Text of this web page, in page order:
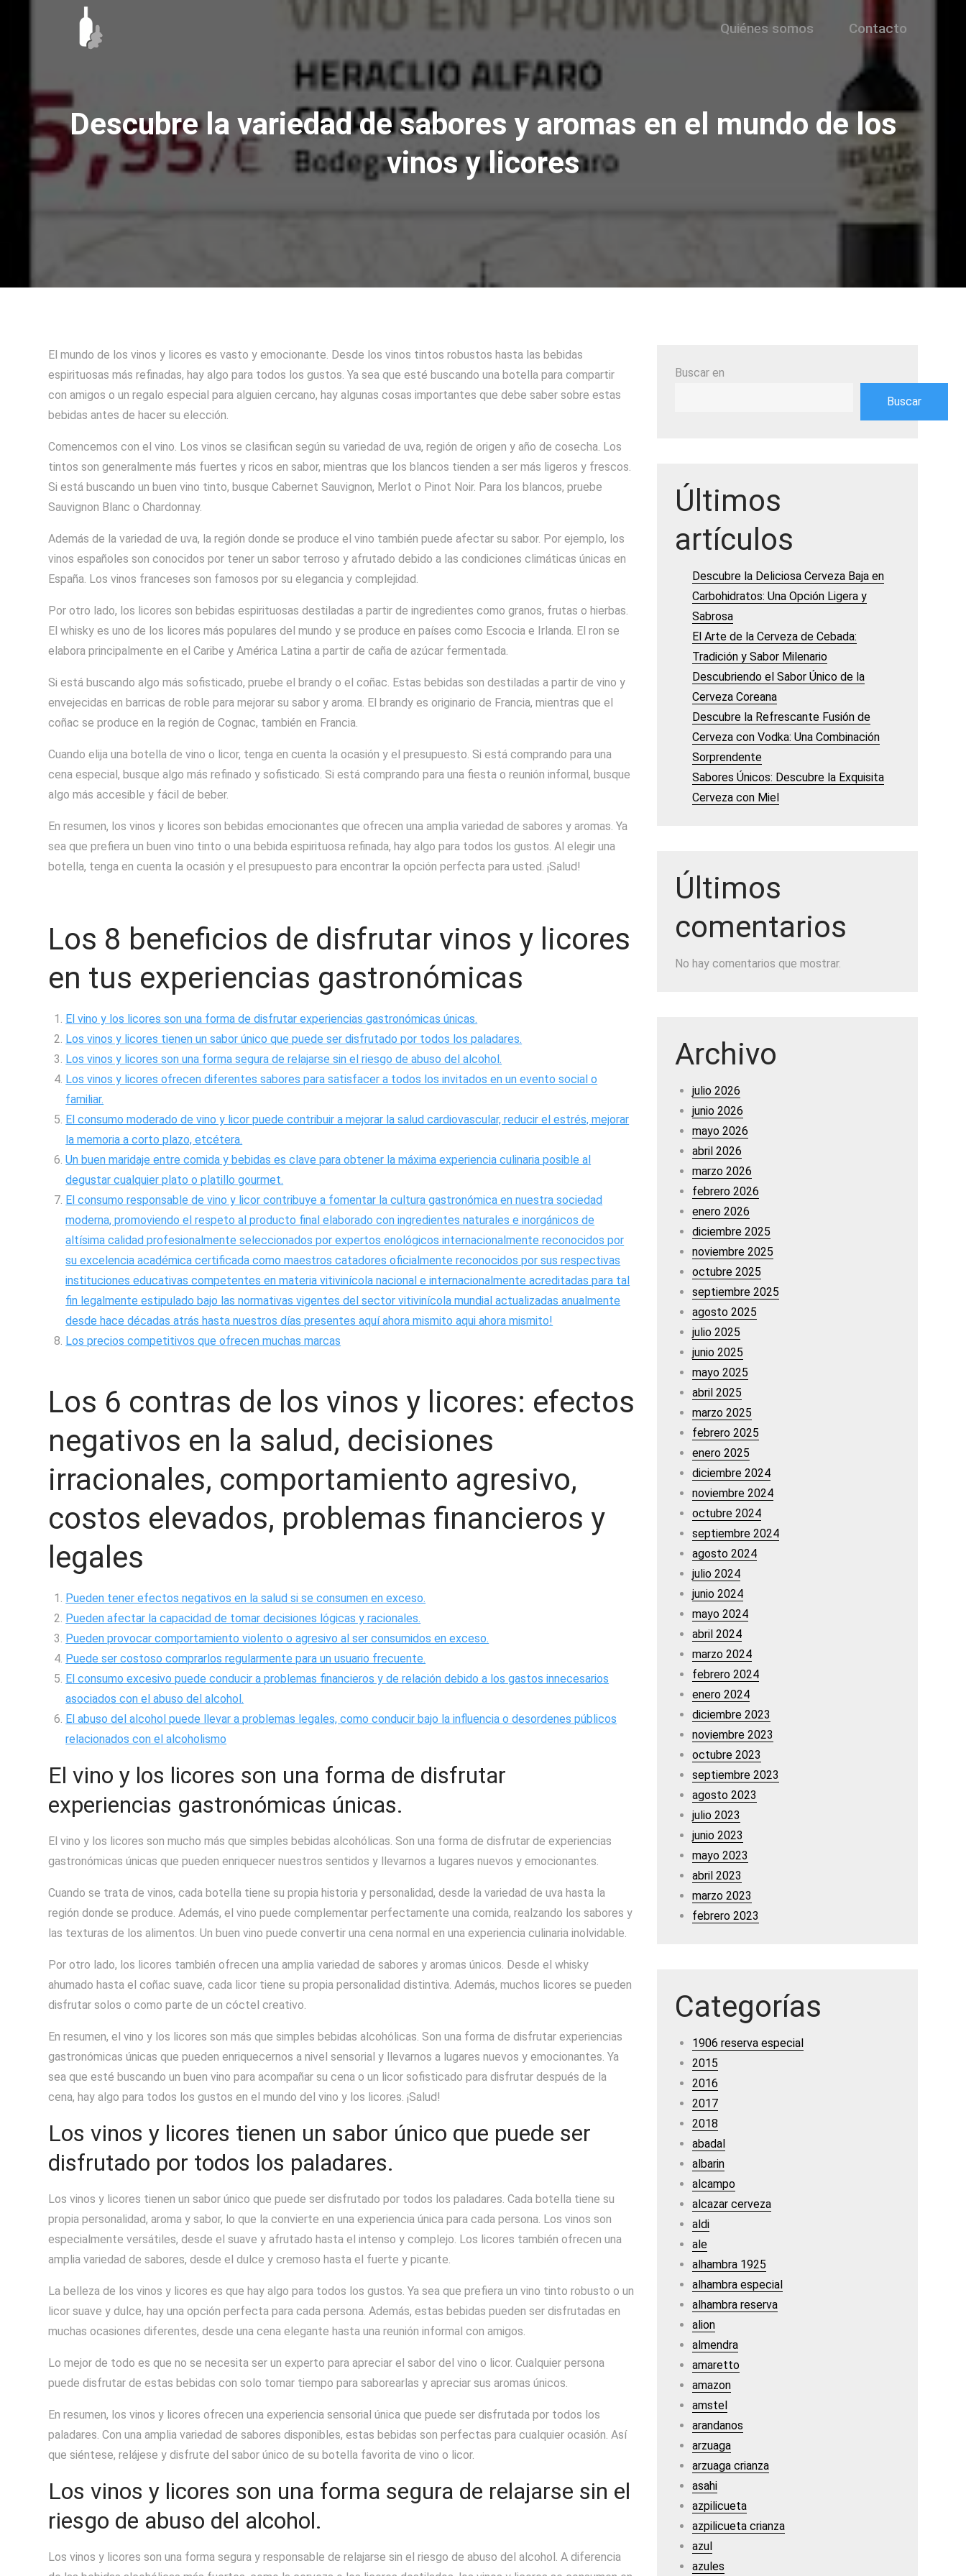
Quiénes somos Contacto
Descubre la variedad de sabores y aromas en el mundo de los
vinos y licores
El mundo de los vinos y licores es vasto y emocionante. Desde los vinos tintos robustos hasta las bebidas
espirituosas más refinadas, hay algo para todos los gustos. Ya sea que esté buscando una botella para compartir
con amigos o un regalo especial para alguien cercano, hay algunas cosas importantes que debe saber sobre estas
bebidas antes de hacer su elección.
Comencemos con el vino. Los vinos se clasifican según su variedad de uva, región de origen y año de cosecha. Los
tintos son generalmente más fuertes y ricos en sabor, mientras que los blancos tienden a ser más ligeros y frescos.
Si está buscando un buen vino tinto, busque Cabernet Sauvignon, Merlot o Pinot Noir. Para los blancos, pruebe
Sauvignon Blanc o Chardonnay.
Además de la variedad de uva, la región donde se produce el vino también puede afectar su sabor. Por ejemplo, los
vinos españoles son conocidos por tener un sabor terroso y afrutado debido a las condiciones climáticas únicas en
España. Los vinos franceses son famosos por su elegancia y complejidad.
Por otro lado, los licores son bebidas espirituosas destiladas a partir de ingredientes como granos, frutas o hierbas.
El whisky es uno de los licores más populares del mundo y se produce en países como Escocia e Irlanda. El ron se
elabora principalmente en el Caribe y América Latina a partir de caña de azúcar fermentada.
Si está buscando algo más sofisticado, pruebe el brandy o el coñac. Estas bebidas son destiladas a partir de vino y
envejecidas en barricas de roble para mejorar su sabor y aroma. El brandy es originario de Francia, mientras que el
coñac se produce en la región de Cognac, también en Francia.
Cuando elija una botella de vino o licor, tenga en cuenta la ocasión y el presupuesto. Si está comprando para una
cena especial, busque algo más refinado y sofisticado. Si está comprando para una fiesta o reunión informal, busque
algo más accesible y fácil de beber.
En resumen, los vinos y licores son bebidas emocionantes que ofrecen una amplia variedad de sabores y aromas. Ya
sea que prefiera un buen vino tinto o una bebida espirituosa refinada, hay algo para todos los gustos. Al elegir una
botella, tenga en cuenta la ocasión y el presupuesto para encontrar la opción perfecta para usted. ¡Salud!
Los 8 beneficios de disfrutar vinos y licores
en tus experiencias gastronómicas
El vino y los licores son una forma de disfrutar experiencias gastronómicas únicas.
Los vinos y licores tienen un sabor único que puede ser disfrutado por todos los paladares.
Los vinos y licores son una forma segura de relajarse sin el riesgo de abuso del alcohol.
Los vinos y licores ofrecen diferentes sabores para satisfacer a todos los invitados en un evento social o
familiar.
El consumo moderado de vino y licor puede contribuir a mejorar la salud cardiovascular, reducir el estrés, mejorar
la memoria a corto plazo, etcétera.
Un buen maridaje entre comida y bebidas es clave para obtener la máxima experiencia culinaria posible al
degustar cualquier plato o platillo gourmet.
El consumo responsable de vino y licor contribuye a fomentar la cultura gastronómica en nuestra sociedad
moderna, promoviendo el respeto al producto final elaborado con ingredientes naturales e inorgánicos de
altísima calidad profesionalmente seleccionados por expertos enológicos internacionalmente reconocidos por
su excelencia académica certificada como maestros catadores oficialmente reconocidos por sus respectivas
instituciones educativas competentes en materia vitivinícola nacional e internacionalmente acreditadas para tal
fin legalmente estipulado bajo las normativas vigentes del sector vitivinícola mundial actualizadas anualmente
desde hace décadas atrás hasta nuestros días presentes aquí ahora mismito aqui ahora mismito!
Los precios competitivos que ofrecen muchas marcas
Los 6 contras de los vinos y licores: efectos
negativos en la salud, decisiones
irracionales, comportamiento agresivo,
costos elevados, problemas financieros y
legales
Pueden tener efectos negativos en la salud si se consumen en exceso.
Pueden afectar la capacidad de tomar decisiones lógicas y racionales.
Pueden provocar comportamiento violento o agresivo al ser consumidos en exceso.
Puede ser costoso comprarlos regularmente para un usuario frecuente.
El consumo excesivo puede conducir a problemas financieros y de relación debido a los gastos innecesarios
asociados con el abuso del alcohol.
El abuso del alcohol puede llevar a problemas legales, como conducir bajo la influencia o desordenes públicos
relacionados con el alcoholismo
El vino y los licores son una forma de disfrutar
experiencias gastronómicas únicas.
El vino y los licores son mucho más que simples bebidas alcohólicas. Son una forma de disfrutar de experiencias
gastronómicas únicas que pueden enriquecer nuestros sentidos y llevarnos a lugares nuevos y emocionantes.
Cuando se trata de vinos, cada botella tiene su propia historia y personalidad, desde la variedad de uva hasta la
región donde se produce. Además, el vino puede complementar perfectamente una comida, realzando los sabores y
las texturas de los alimentos. Un buen vino puede convertir una cena normal en una experiencia culinaria inolvidable.
Por otro lado, los licores también ofrecen una amplia variedad de sabores y aromas únicos. Desde el whisky
ahumado hasta el coñac suave, cada licor tiene su propia personalidad distintiva. Además, muchos licores se pueden
disfrutar solos o como parte de un cóctel creativo.
En resumen, el vino y los licores son más que simples bebidas alcohólicas. Son una forma de disfrutar experiencias
gastronómicas únicas que pueden enriquecernos a nivel sensorial y llevarnos a lugares nuevos y emocionantes. Ya
sea que esté buscando un buen vino para acompañar su cena o un licor sofisticado para disfrutar después de la
cena, hay algo para todos los gustos en el mundo del vino y los licores. ¡Salud!
Los vinos y licores tienen un sabor único que puede ser
disfrutado por todos los paladares.
Los vinos y licores tienen un sabor único que puede ser disfrutado por todos los paladares. Cada botella tiene su
propia personalidad, aroma y sabor, lo que la convierte en una experiencia única para cada persona. Los vinos son
especialmente versátiles, desde el suave y afrutado hasta el intenso y complejo. Los licores también ofrecen una
amplia variedad de sabores, desde el dulce y cremoso hasta el fuerte y picante.
La belleza de los vinos y licores es que hay algo para todos los gustos. Ya sea que prefiera un vino tinto robusto o un
licor suave y dulce, hay una opción perfecta para cada persona. Además, estas bebidas pueden ser disfrutadas en
muchas ocasiones diferentes, desde una cena elegante hasta una reunión informal con amigos.
Lo mejor de todo es que no se necesita ser un experto para apreciar el sabor del vino o licor. Cualquier persona
puede disfrutar de estas bebidas con solo tomar tiempo para saborearlas y apreciar sus aromas únicos.
En resumen, los vinos y licores ofrecen una experiencia sensorial única que puede ser disfrutada por todos los
paladares. Con una amplia variedad de sabores disponibles, estas bebidas son perfectas para cualquier ocasión. Así
que siéntese, relájese y disfrute del sabor único de su botella favorita de vino o licor.
Los vinos y licores son una forma segura de relajarse sin el
riesgo de abuso del alcohol.
Los vinos y licores son una forma segura y responsable de relajarse sin el riesgo de abuso del alcohol. A diferencia
Buscar en
Buscar
Últimos
artículos
Descubre la Deliciosa Cerveza Baja en
Carbohidratos: Una Opción Ligera y
Sabrosa
El Arte de la Cerveza de Cebada:
Tradición y Sabor Milenario
Descubriendo el Sabor Único de la
Cerveza Coreana
Descubre la Refrescante Fusión de
Cerveza con Vodka: Una Combinación
Sorprendente
Sabores Únicos: Descubre la Exquisita
Cerveza con Miel
Últimos
comentarios
No hay comentarios que mostrar.
Archivo
julio 2026
junio 2026
mayo 2026
abril 2026
marzo 2026
febrero 2026
enero 2026
diciembre 2025
noviembre 2025
octubre 2025
septiembre 2025
agosto 2025
julio 2025
junio 2025
mayo 2025
abril 2025
marzo 2025
febrero 2025
enero 2025
diciembre 2024
noviembre 2024
octubre 2024
septiembre 2024
agosto 2024
julio 2024
junio 2024
mayo 2024
abril 2024
marzo 2024
febrero 2024
enero 2024
diciembre 2023
noviembre 2023
octubre 2023
septiembre 2023
agosto 2023
julio 2023
junio 2023
mayo 2023
abril 2023
marzo 2023
febrero 2023
Categorías
1906 reserva especial
2015
2016
2017
2018
abadal
albarin
alcampo
alcazar cerveza
aldi
ale
alhambra 1925
alhambra especial
alhambra reserva
alion
almendra
amaretto
amazon
amstel
arandanos
arzuaga
arzuaga crianza
asahi
azpilicueta
azpilicueta crianza
azul
azules